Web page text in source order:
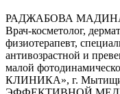
РАДЖАБОВА
Врач-косметолог,
физиотерапевт,
антивозрастной и
малой
КЛИНИКА», г.